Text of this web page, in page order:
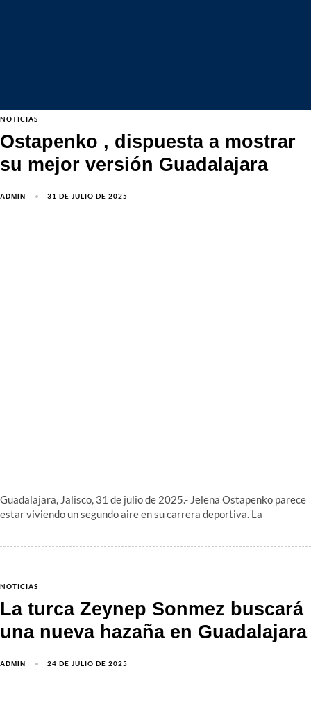
NOTICIAS
Ostapenko , dispuesta a mostrar
su mejor versión Guadalajara
ADMIN 31 DE JULIO DE 2025
Guadalajara, Jalisco, 31 de julio de 2025.- Jelena Ostapenko parece
estar viviendo un segundo aire en su carrera deportiva. La
NOTICIAS
La turca Zeynep Sonmez buscará
una nueva hazaña en Guadalajara
ADMIN 24 DE JULIO DE 2025